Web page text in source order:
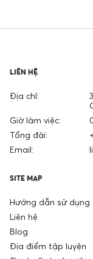
LIÊN HỆ
Địa chỉ:
Giờ làm việc:
Tổng đài:
Email:
SITE MAP
Hướng dẫn sử dụng
Liên hệ
Blog
Địa điểm tập luyện